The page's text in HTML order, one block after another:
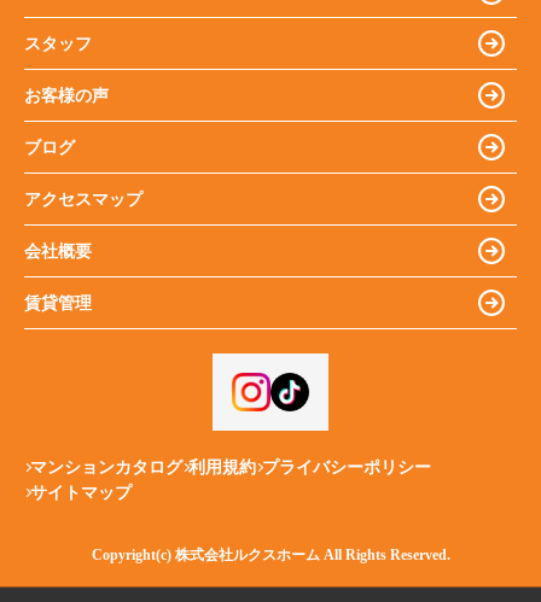
スタッフ
お客様の声
ブログ
アクセスマップ
会社概要
賃貸管理
マンションカタログ 利用規約 プライバシーポリシー
サイトマップ
Copyright(c) 株式会社ルクスホーム All Rights Reserved.